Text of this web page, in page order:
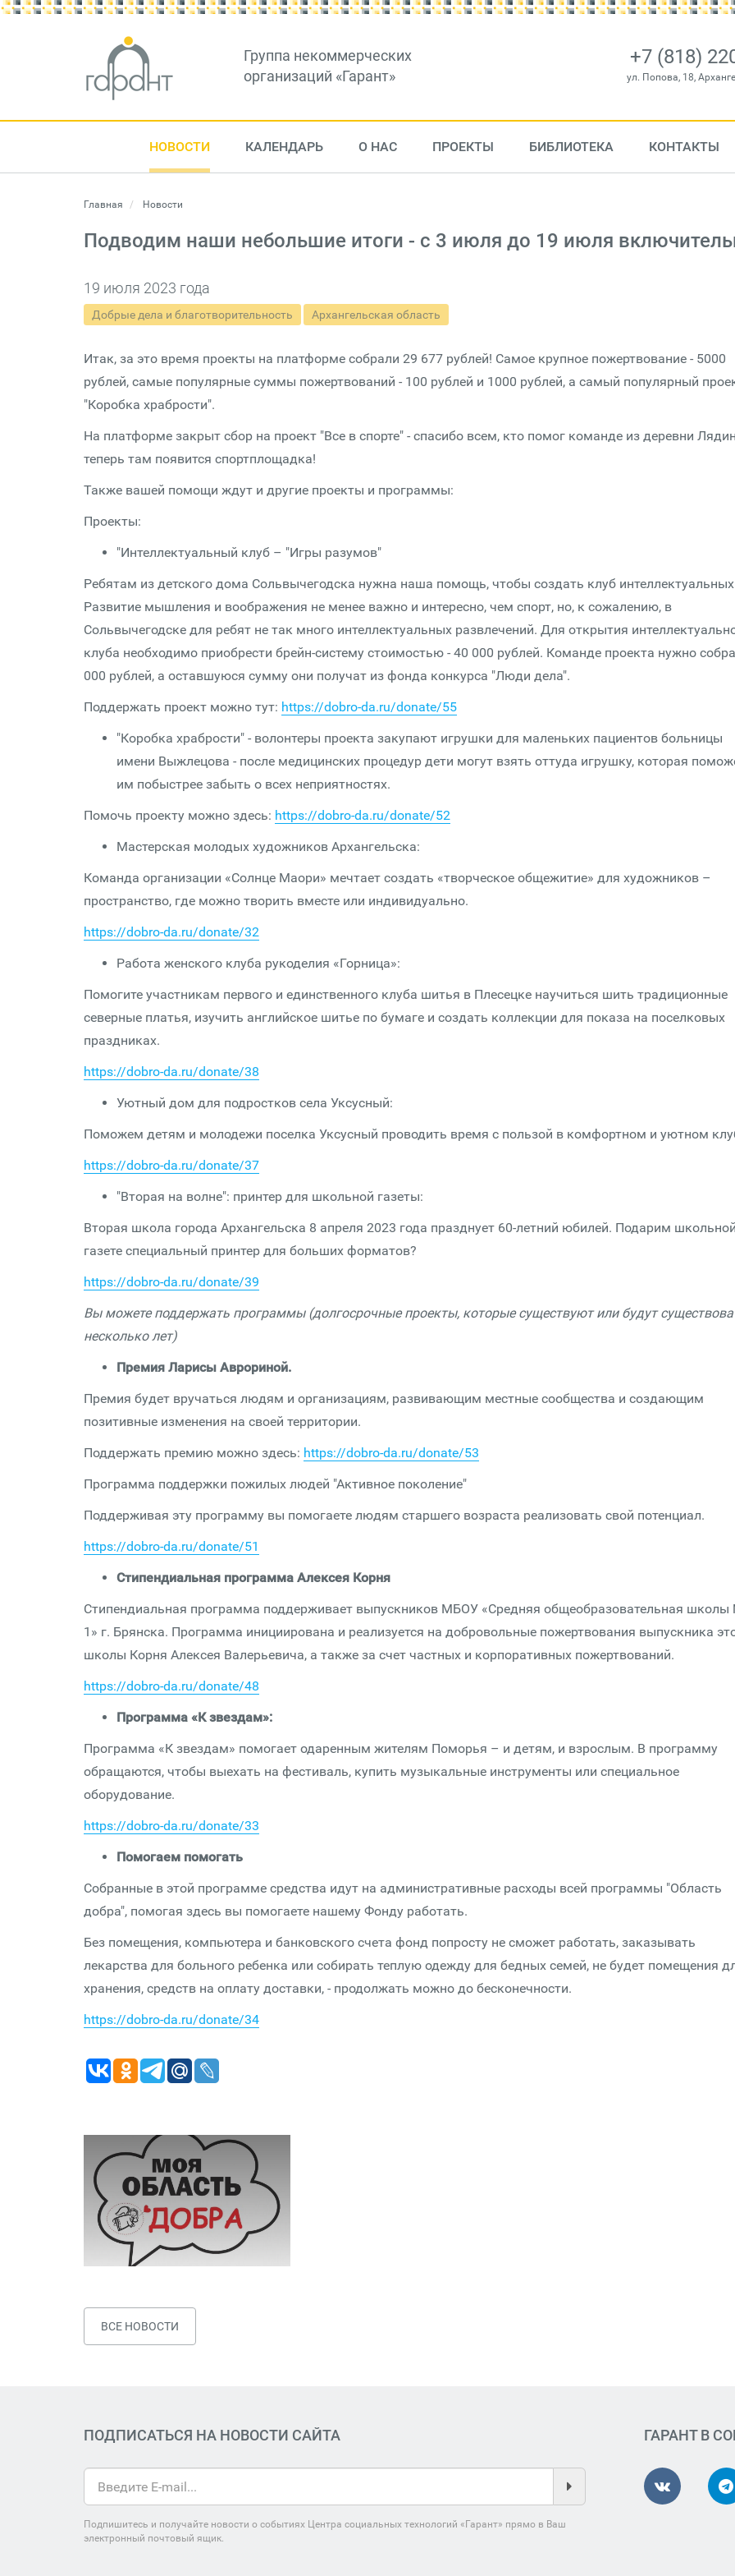
Группа некоммерческих
организаций «Гарант»
+7 (818)
ул. Попова, 18,
НОВОСТИ КАЛЕНДАРЬ О НАС ПРОЕКТЫ БИБЛИОТЕКА КОНТАКТЫ
Главная Новости
Подводим наши небольшие итоги - с 3 июля до 19 июля
19 июля 2023 года
Добрые дела и благотворительность Архангельская область
Итак, за это время проекты на платформе собрали 29 677 рублей! Самое крупное пожертвование - 5000
рублей, самые популярные суммы пожертвований - 100 рублей и 1000 рублей, а самый популярный
"Коробка храбрости".
На платформе закрыт сбор на проект "Все в спорте" - спасибо всем, кто помог команде из деревни
теперь там появится спортплощадка!
Также вашей помощи ждут и другие проекты и программы:
Проекты:
"Интеллектуальный клуб – "Игры разумов"
Ребятам из детского дома Сольвычегодска нужна наша помощь, чтобы создать клуб интеллектуальных
Развитие мышления и воображения не менее важно и интересно, чем спорт, но, к сожалению, в
Сольвычегодске для ребят не так много интеллектуальных развлечений. Для открытия
клуба необходимо приобрести брейн-систему стоимостью - 40 000 рублей. Команде проекта нужно
000 рублей, а оставшуюся сумму они получат из фонда конкурса "Люди дела".
Поддержать проект можно тут: https://dobro-da.ru/donate/55
"Коробка храбрости" - волонтеры проекта закупают игрушки для маленьких пациентов больницы
имени Выжлецова - после медицинских процедур дети могут взять оттуда игрушку, которая
им побыстрее забыть о всех неприятностях.
Помочь проекту можно здесь: https://dobro-da.ru/donate/52
Мастерская молодых художников Архангельска:
Команда организации «Солнце Маори» мечтает создать «творческое общежитие» для художников –
пространство, где можно творить вместе или индивидуально.
https://dobro-da.ru/donate/32
Работа женского клуба рукоделия «Горница»:
Помогите участникам первого и единственного клуба шитья в Плесецке научиться шить традиционные
северные платья, изучить английское шитье по бумаге и создать коллекции для показа на поселковых
праздниках.
https://dobro-da.ru/donate/38
Уютный дом для подростков села Уксусный:
Поможем детям и молодежи поселка Уксусный проводить время с пользой в комфортном и уютном
https://dobro-da.ru/donate/37
"Вторая на волне": принтер для школьной газеты:
Вторая школа города Архангельска 8 апреля 2023 года празднует 60-летний юбилей. Подарим
газете специальный принтер для больших форматов?
https://dobro-da.ru/donate/39
Вы можете поддержать программы (долгосрочные проекты, которые существуют или будут
несколько лет)
Премия Ларисы Аврориной.
Премия будет вручаться людям и организациям, развивающим местные сообщества и создающим
позитивные изменения на своей территории.
Поддержать премию можно здесь: https://dobro-da.ru/donate/53
Программа поддержки пожилых людей "Активное поколение"
Поддерживая эту программу вы помогаете людям старшего возраста реализовать свой потенциал.
https://dobro-da.ru/donate/51
Стипендиальная программа Алексея Корня
Стипендиальная программа поддерживает выпускников МБОУ «Средняя общеобразовательная
1» г. Брянска. Программа инициирована и реализуется на добровольные пожертвования выпускника
школы Корня Алексея Валерьевича, а также за счет частных и корпоративных пожертвований.
https://dobro-da.ru/donate/48
Программа «К звездам»:
Программа «К звездам» помогает одаренным жителям Поморья – и детям, и взрослым. В программу
обращаются, чтобы выехать на фестиваль, купить музыкальные инструменты или специальное
оборудование.
https://dobro-da.ru/donate/33
Помогаем помогать
Собранные в этой программе средства идут на административные расходы всей программы "Область
добра", помогая здесь вы помогаете нашему Фонду работать.
Без помещения, компьютера и банковского счета фонд попросту не сможет работать, заказывать
лекарства для больного ребенка или собирать теплую одежду для бедных семей, не будет помещения
хранения, средств на оплату доставки, - продолжать можно до бесконечности.
https://dobro-da.ru/donate/34
ВСЕ НОВОСТИ
ПОДПИСАТЬСЯ НА НОВОСТИ САЙТА
Подпишитесь и получайте новости о событиях Центра социальных технологий «Гарант» прямо в Ваш
электронный почтовый ящик.
ГАРАНТ В